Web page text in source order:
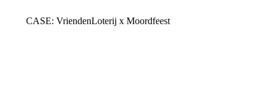
CASE: VriendenLoterij x Moordfeest